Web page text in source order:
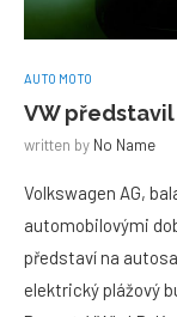
AUTO MOTO
VW
written by No Name
Volkswagen AG,
automobilovými
představí na
elektrický plážový